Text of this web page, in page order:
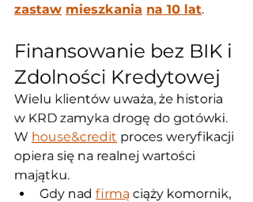
zastaw mieszkania na 10 lat.
Finansowanie bez BIK i
Zdolności Kredytowej
Wielu klientów uważa, że historia
w KRD zamyka drogę do gotówki.
W house&credit proces weryfikacji
opiera się na realnej wartości
majątku.
Gdy nad firmą ciąży komornik,